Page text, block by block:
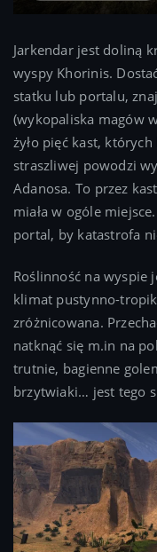
Jarkendar jest doliną
wyspy Khorinis.
statku lub portalu,
(wykopaliska magów
żyło pięć kast,
straszliwej powodzi
Adanosa. To przez
miała w ogóle
portal, by katastrofa
Roślinność na wyspie
klimat pustynno-
zróżnicowana.
natknąć się m.in na
trutnie, bagienne
brzytwiaki… jest tego